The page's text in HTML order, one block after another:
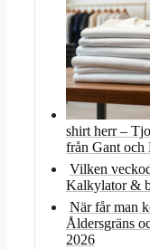
shirt herr –
från Gant och
Vilken
Kalkylator &
När får man
Åldersgräns
2026